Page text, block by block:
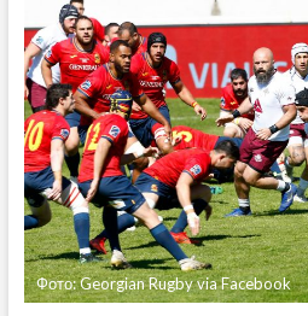
Фото: Georgian Rugby via Facebook